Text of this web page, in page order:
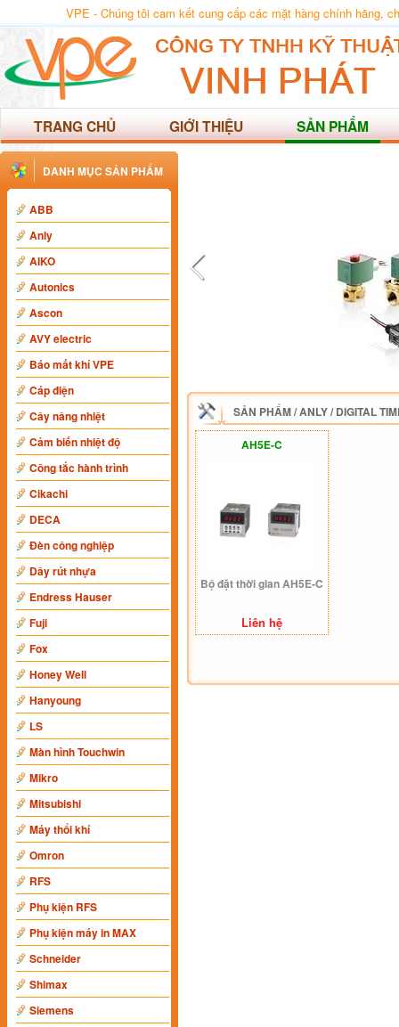
VPE - Chúng tôi cam kết cung cấp các mặt hàng chính hãng,
TRANG CHỦ GIỚI THIỆU SẢN PHẨM
DANH MỤC SẢN PHẨM
ABB
Anly
AIKO
Autonics
Ascon
AVY electric
Báo mất khí VPE
Cáp điện
Cây nâng nhiệt
Cảm biến nhiệt độ
Công tắc hành trình
Cikachi
DECA
Đèn công nghiệp
Dây rút nhựa
Endress Hauser
Fuji
Fox
Honey Well
Hanyoung
LS
Màn hình Touchwin
Mikro
Mitsubishi
Máy thổi khí
Omron
RFS
Phụ kiện RFS
Phụ kiện máy in MAX
Schneider
Shimax
Siemens
SẢN PHẨM/ANLY/DIGITAL
AH5E-C
Bộ đặt thời gian AH5E-C
Liên hệ